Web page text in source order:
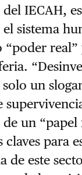
IECAH,
el sistema
real”
un
un
claves para
de este